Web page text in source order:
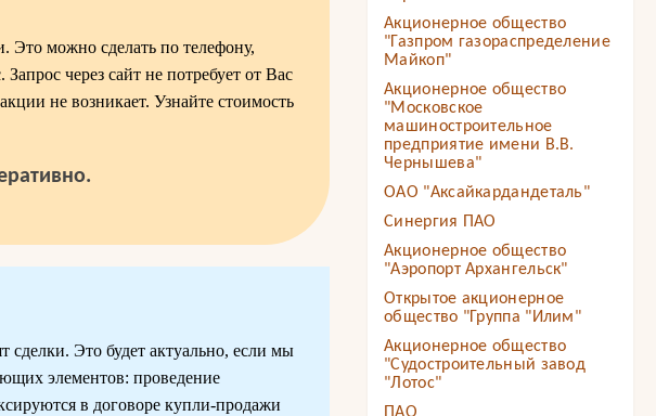
можно сделать по телефону,
через сайт не потребует от Вас
не возникает. Узнайте стоимость
Это будет актуально, если мы
элементов: проведение
в договоре купли-продажи
Акционерное общество
"Газпром газораспределение
Майкоп"
Акционерное общество
"Московское
машиностроительное
предприятие имени В.В.
Чернышева"
ОАО "Аксайкардандеталь"
Синергия ПАО
Акционерное общество
"Аэропорт Архангельск"
Открытое акционерное
общество "Группа "Илим"
Акционерное общество
"Судостроительный завод
"Лотос"